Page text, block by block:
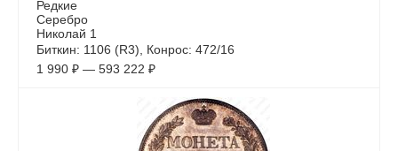
Редкие
Серебро
Николай 1
Биткин: 1106 (R3), Конрос: 472/16
1 990 ₽ — 593 222 ₽